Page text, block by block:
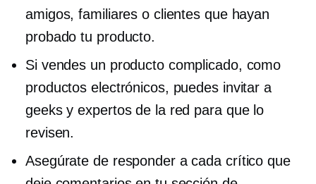
amigos, familiares o clientes que hayan
probado tu producto.
Si vendes un producto complicado, como
productos electrónicos, puedes invitar a
geeks y expertos de la red para que lo
revisen.
Asegúrate de responder a cada crítico que